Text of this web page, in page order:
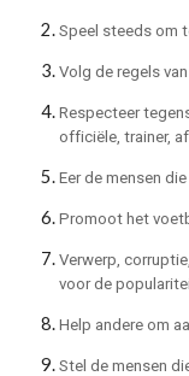
Speel steeds om
Volg de regels
Respecteer
officiële, trainer,
Eer de mensen
Promoot het
Verwerp,
voor de
Help andere om
Stel de mensen